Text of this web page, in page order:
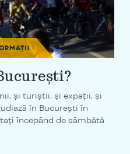
și turiștii, și expații, și
în București în
începând de sâmbătă